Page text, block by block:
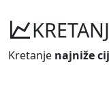
Kretanje najniže